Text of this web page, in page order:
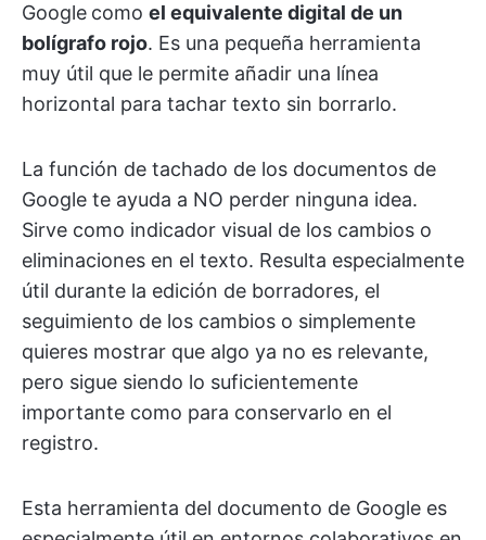
Google como el equivalente digital de un
bolígrafo rojo. Es una pequeña herramienta
muy útil que le permite añadir una línea
horizontal para tachar texto sin borrarlo.
La función de tachado de los documentos de
Google te ayuda a NO perder ninguna idea.
Sirve como indicador visual de los cambios o
eliminaciones en el texto. Resulta especialmente
útil durante la edición de borradores, el
seguimiento de los cambios o simplemente
quieres mostrar que algo ya no es relevante,
pero sigue siendo lo suficientemente
importante como para conservarlo en el
registro.
Esta herramienta del documento de Google es